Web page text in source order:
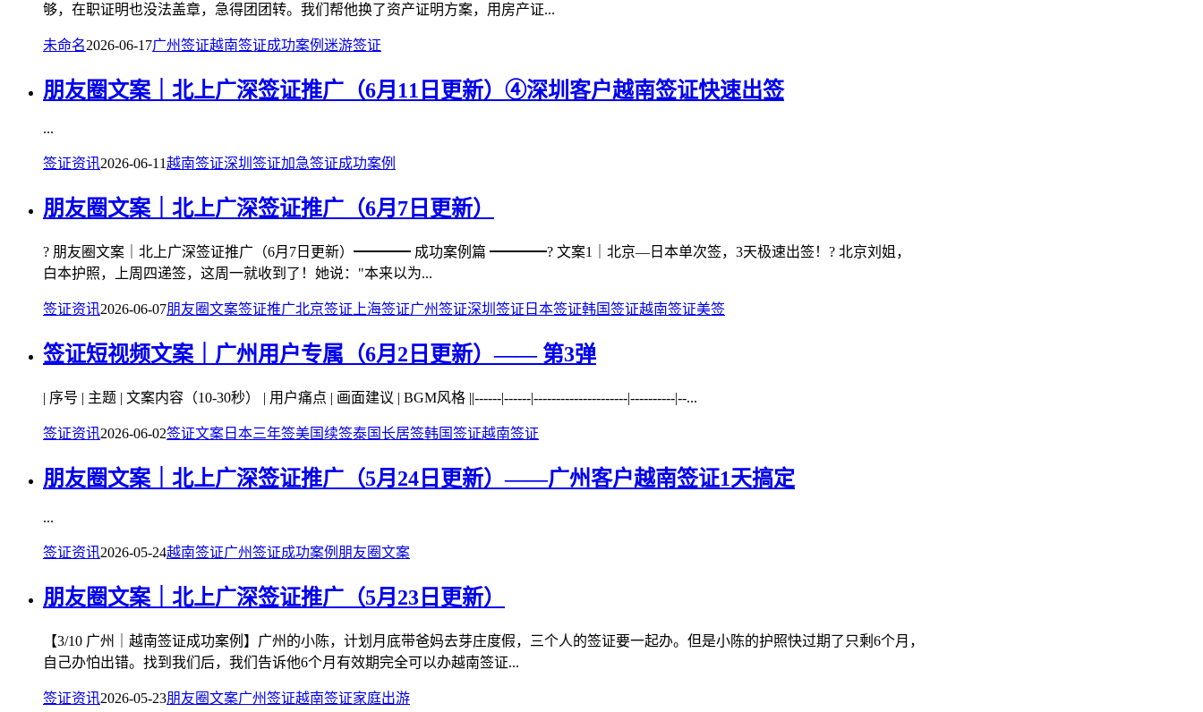
够，在职证明也没法盖章，急得团团转。我们帮他换了资产证明方案，用房产证...
未命名2026-06-17广州签证越南签证成功案例 迷游签证
朋友圈文案｜北上广深签证推广（6月11日更新）④深圳客户越南签证快速出签
...
签证资讯2026-06-11越南签证深圳签证加急签证成功案例
朋友圈文案｜北上广深签证推广（6月7日更新）
? 朋友圈文案｜北上广深签证推广（6月7日更新）━━━━ 成功案例篇 ━━━━? 文案1｜北京—日本单次签，3天极速出签！? 北京刘姐，
白本护照，上周四递签，这周一就收到了！她说："本来以为...
签证资讯2026-06-07朋友圈文案签证推广北京签证 上海签证广州签证深圳签证 日本签证韩国签证越南签证美签
签证短视频文案｜广州用户专属（6月2日更新）—— 第3弹
| 序号 | 主题 | 文案内容（10-30秒） | 用户痛点 | 画面建议 | BGM风格 ||------|------|---------------------|----------|--...
签证资讯2026-06-02签证文案 日本三年签美国续签泰国长居签韩国签证越南签证
朋友圈文案｜北上广深签证推广（5月24日更新）——广州客户越南签证1天搞定
...
签证资讯2026-05-24越南签证广州签证成功案例 朋友圈文案
朋友圈文案｜北上广深签证推广（5月23日更新）
【3/10 广州｜越南签证成功案例】广州的小陈，计划月底带爸妈去芽庄度假，三个人的签证要一起办。但是小陈的护照快过期了只剩6个月，
自己办怕出错。找到我们后，我们告诉他6个月有效期完全可以办越南签证...
签证资讯2026-05-23朋友圈文案广州签证越南签证家庭出游